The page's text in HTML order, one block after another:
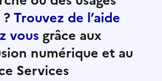
Trouvez de l’aide
vous grâce aux
numérique et au
Services